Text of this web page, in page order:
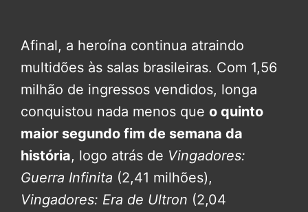
Afinal, a heroína continua atraindo
multidões às salas brasileiras. Com 1,56
milhão de ingressos vendidos, longa
conquistou nada menos que o quinto
maior segundo fim de semana da
história, logo atrás de Vingadores:
Guerra Infinita (2,41 milhões),
Vingadores: Era de Ultron (2,04